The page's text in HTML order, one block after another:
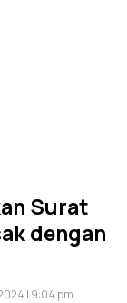
Surat
dengan
| 9:04 pm